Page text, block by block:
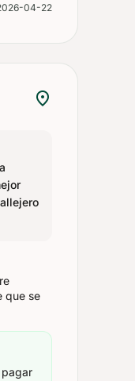
04-22
location_on
que se